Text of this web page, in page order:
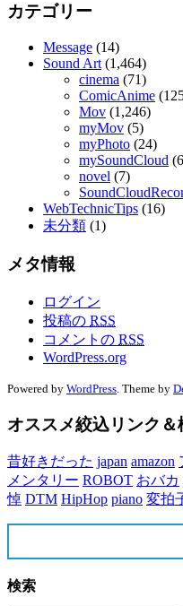
カテゴリー
Message (14)
Sound Art(1,464)
cinema (71)
ComicAnime
Mov (1,246)
myMov (5)
myPhoto (24)
mySoundCloud
novel (7)
WebTechnicTips (16)
未分類 (1)
メタ情報
ログイン
投稿の RSS
コメントの RSS
WordPress.org
Powered by WordPress . Theme by
オススメ絞込リンク＆
昔好きだった japan amazon
メンタリー ROBOT おバカ
悼 DTM HipHop piano 変拍
検索